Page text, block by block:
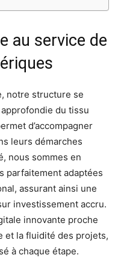
au service de
notre structure se
du tissu
d’accompagner
leurs démarches
nous sommes en
parfaitement adaptées
assurant ainsi une
investissement accru.
innovante proche
et la fluidité des projets,
à chaque étape.